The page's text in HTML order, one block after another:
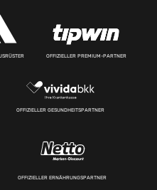
OFFIZIELLER PREMIUM-PARTNER
OFFIZIELLER GESUNDHEITSPARTNER
OFFIZIELLER ERNÄHRUNGSPARTNER